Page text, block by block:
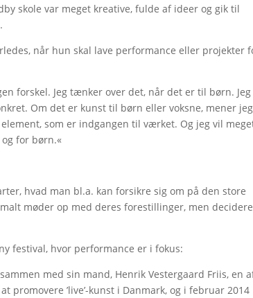
skole var meget kreative, fulde af ideer og gik til
når hun skal lave performance eller projekter
forskel. Jeg tænker over det, når det er til børn. Jeg
Om det er kunst til børn eller voksne, mener
som er indgangen til værket. Og jeg vil
for børn.«
hvad man bl.a. kan forsikre sig om på den store
møder op med deres forestillinger, men
festival, hvor performance er i fokus:
med sin mand, Henrik Vestergaard Friis, en
’live’-kunst i Danmark, og i februar 2014